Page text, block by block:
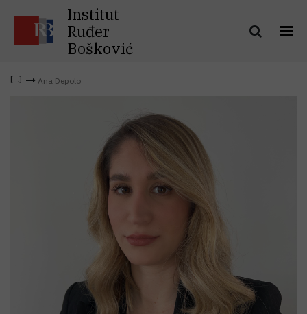
Institut
Ruđer
Bošković
Ana Depolo